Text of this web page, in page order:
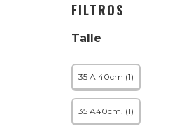
FILTROS
Talle
35 A 40cm (1)
35 A40cm. (1)